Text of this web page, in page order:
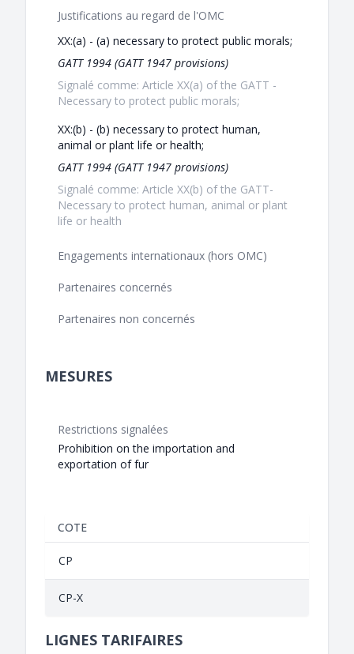
Justifications au regard de l'OMC
XX:(a) - (a) necessary to protect public morals;
GATT 1994 (GATT 1947 provisions)
Signalé comme: Article XX(a) of the GATT -
Necessary to protect public morals;
XX:(b) - (b) necessary to protect human,
animal or plant life or health;
GATT 1994 (GATT 1947 provisions)
Signalé comme: Article XX(b) of the GATT-
Necessary to protect human, animal or plant
life or health
Engagements internationaux (hors OMC)
Partenaires concernés
Partenaires non concernés
MESURES
Restrictions signalées
Prohibition on the importation and
exportation of fur
COTE
CP
CP-X
LIGNES TARIFAIRES